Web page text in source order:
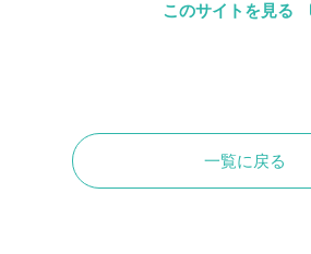
このサイトを見る
一覧に戻る